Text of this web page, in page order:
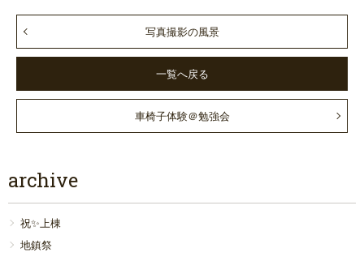
写真撮影の風景
一覧へ戻る
車椅子体験＠勉強会
archive
祝✨上棟
地鎮祭